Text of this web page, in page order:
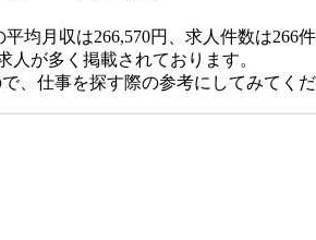
均月収は266,570円、求人件数は266
が多く掲載されております。
、仕事を探す際の参考にしてみてくだ